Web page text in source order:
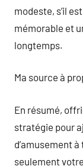
modeste, s’il
mémorable et
longtemps.
Ma source à
En résumé,
stratégie pour
d’amusement
seulement